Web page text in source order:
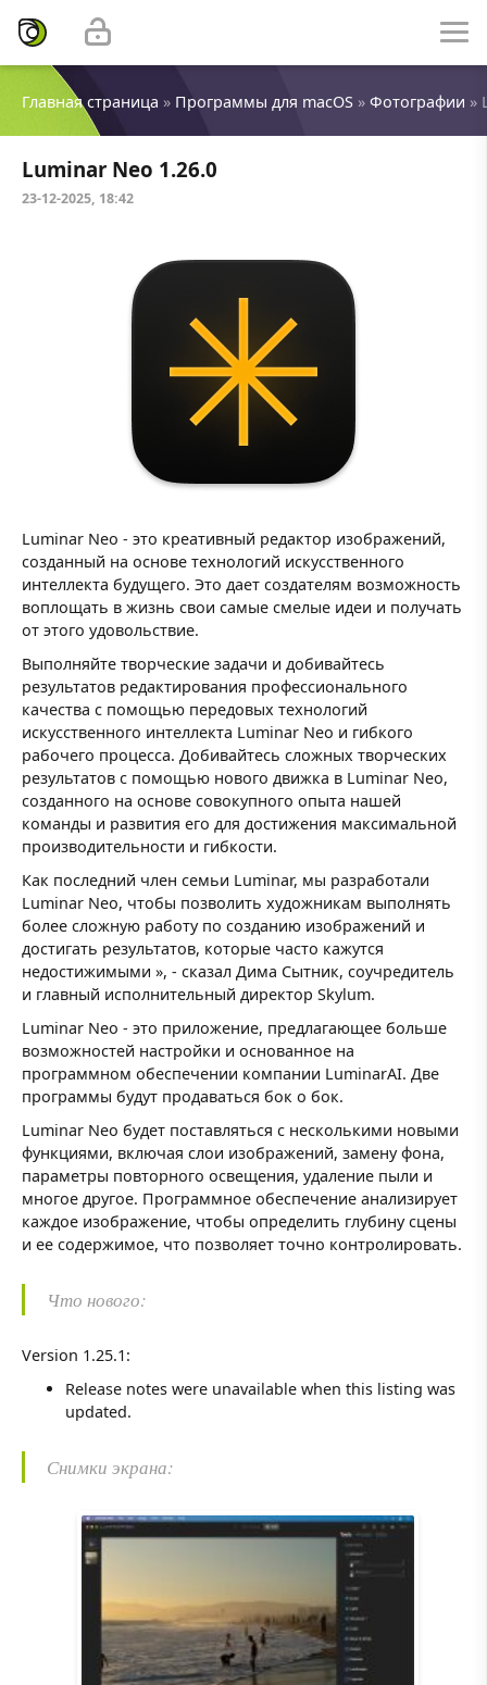
Главная страница » Программы для macOS » Фотографии »
Luminar Neo 1.26.0
23-12-2025, 18:42
Luminar Neo - это креативный редактор изображений,
созданный на основе технологий искусственного
интеллекта будущего. Это дает создателям возможность
воплощать в жизнь свои самые смелые идеи и получать
от этого удовольствие.
Выполняйте творческие задачи и добивайтесь
результатов редактирования профессионального
качества с помощью передовых технологий
искусственного интеллекта Luminar Neo и гибкого
рабочего процесса. Добивайтесь сложных творческих
результатов с помощью нового движка в Luminar Neo,
созданного на основе совокупного опыта нашей
команды и развития его для достижения максимальной
производительности и гибкости.
Как последний член семьи Luminar, мы разработали
Luminar Neo, чтобы позволить художникам выполнять
более сложную работу по созданию изображений и
достигать результатов, которые часто кажутся
недостижимыми », - сказал Дима Сытник, соучредитель
и главный исполнительный директор Skylum.
Luminar Neo - это приложение, предлагающее больше
возможностей настройки и основанное на
программном обеспечении компании LuminarAI. Две
программы будут продаваться бок о бок.
Luminar Neo будет поставляться с несколькими новыми
функциями, включая слои изображений, замену фона,
параметры повторного освещения, удаление пыли и
многое другое. Программное обеспечение анализирует
каждое изображение, чтобы определить глубину сцены
и ее содержимое, что позволяет точно контролировать.
Что нового:
Version 1.25.1:
Release notes were unavailable when this listing was
updated.
Снимки экрана: